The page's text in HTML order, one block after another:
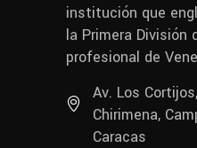
institución que
la Primera División
profesional de
Av. Los
Chirimena,
Caracas